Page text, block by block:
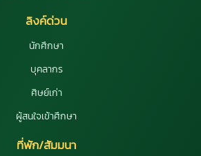
ลิงค์ด่วน
นักศึกษา
บุคลากร
ศิษย์เก่า
ผู้สนใจเข้าศึกษา
ที่พัก/สัมมนา